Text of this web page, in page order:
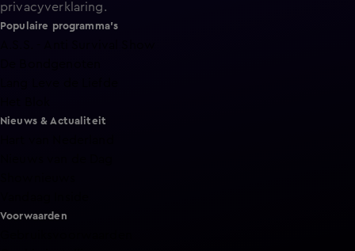
privacyverklaring.
Populaire programma's
Nieuws & Actualiteit
Voorwaarden